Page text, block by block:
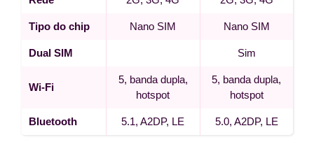
Tipo do chip Nano SIM Nano SIM
Dual SIM Sim
Wi-Fi
5, banda dupla,
hotspot
5, banda dupla,
hotspot
Bluetooth 5.1, A2DP, LE 5.0, A2DP, LE